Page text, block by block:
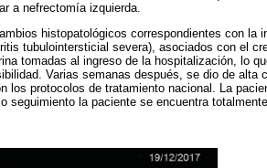
a nefrectomía izquierda.
histopatológicos correspondientes con la
tubulointersticial severa), asociados con el
tomadas al ingreso de la hospitalización, lo
Varias semanas después, se dio de alta
los protocolos de tratamiento nacional. La
seguimiento la paciente se encuentra